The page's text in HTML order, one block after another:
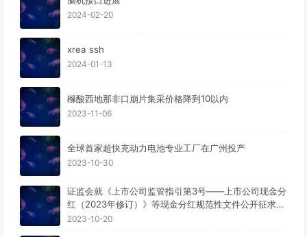
2024-02-20
xrea ssh
2024-01-13
橼酸西地那非口崩片集采价格降到10以内
2023-11-06
全球首家超快充动力电池专业工厂在广州投产
2023-10-30
证监会就《上市公司监管指引第3号——上市公司现金分
红（2023年修订）》等现金分红规范性文件公开征求意
见。
2023-10-20